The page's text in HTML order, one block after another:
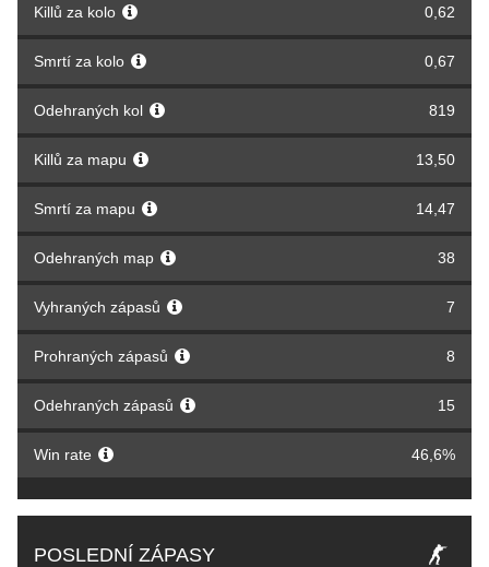
Killů za kolo 0,62
Smrtí za kolo 0,67
Odehraných kol 819
Killů za mapu 13,50
Smrtí za mapu 14,47
Odehraných map 38
Vyhraných zápasů 7
Prohraných zápasů 8
Odehraných zápasů 15
Win rate 46,6%
POSLEDNÍ ZÁPASY